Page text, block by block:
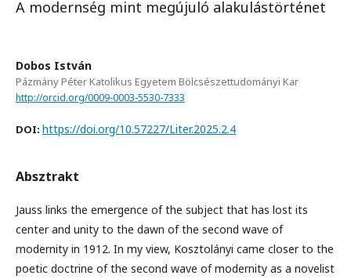
A modernség mint megújuló alakulástörténet
Dobos István
Pázmány Péter Katolikus Egyetem Bölcsészettudományi Kar
http://orcid.org/0009-0003-5530-7333
DOI: https://doi.org/10.57227/Liter.2025.2.4
Absztrakt
Jauss links the emergence of the subject that has lost its
center and unity to the dawn of the second wave of
modernity in 1912. In my view, Kosztolányi came closer to the
poetic doctrine of the second wave of modernity as a novelist